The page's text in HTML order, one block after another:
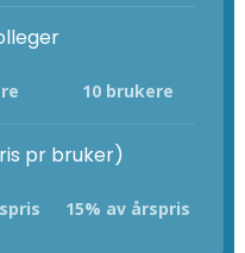
10 brukere
pr bruker)
15% av årspris